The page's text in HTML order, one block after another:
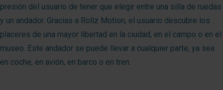
presión del usuario de tener que elegir entre una silla de ruedas
y un andador. Gracias a Rollz Motion, el usuario descubre los
placeres de una mayor libertad en la ciudad, en el campo o en el
museo. Este andador se puede llevar a cualquier parte, ya sea
en coche, en avión, en barco o en tren.